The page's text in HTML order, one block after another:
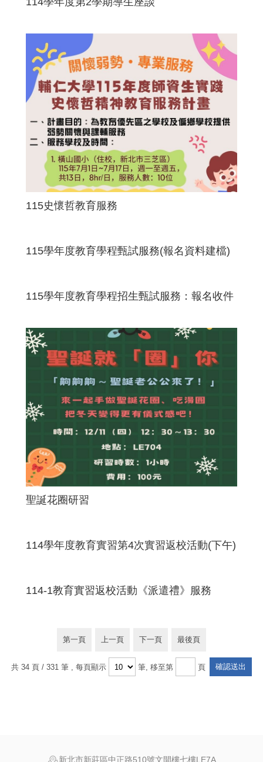
115史懷哲教育服務
115學年度教育學程甄試服務(報名資料建檔)
115學年度教育學程招生甄試服務：報名收件
聖誕花圈研習
114學年度教育實習第4次實習返校活動(下午)
114-1教育實習返校活動《派遣禮》服務
第一頁 上一頁 下一頁 最後頁
共 34 頁 / 331 筆 , 每頁顯示 筆, 移至第 頁
新北市新莊區中正路510號文開樓七樓LE7A